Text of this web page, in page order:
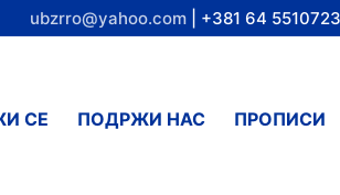
ubzrro@yahoo.com | +381 64 5510723
СЕ ПОДРЖИ НАС ПРОПИСИ